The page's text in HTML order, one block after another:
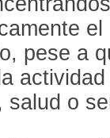
pese a
salud o